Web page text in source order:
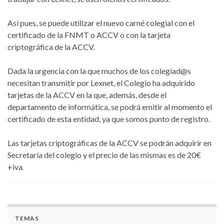
Así pues, se puede utilizar el nuevo carné colegial con el
certificado de la FNMT o ACCV o con la tarjeta
criptográfica de la ACCV.
Dada la urgencia con la que muchos de los colegiad@s
necesitan transmitir por Lexnet, el Colegio ha adquirido
tarjetas de la ACCV en la que, además, desde el
departamento de informática, se podrá emitir al momento el
certificado de esta entidad, ya que somos punto de registro.
Las tarjetas criptográficas de la ACCV se podrán adquirir en
Secretaría del colegio y el precio de las mismas es de 20€
+iva.
TEMAS